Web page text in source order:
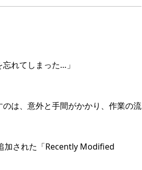
れてしまった…」
は、意外と手間がかかり、作業の流
加された「Recently Modified